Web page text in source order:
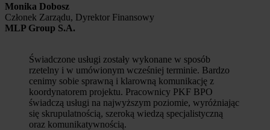
Monika Dobosz
Członek Zarządu, Dyrektor Finansowy
MLP Group S.A.
Świadczone usługi zostały wykonane w sposób
rzetelny i w umówionym wcześniej terminie. Bardzo
cenimy sobie sprawną i klarowną komunikację z
koordynatorem projektu. Pracownicy PKF BPO
świadczą usługi na najwyższym poziomie, wyróżniając
się skrupulatnością, szeroką wiedzą specjalistyczną
oraz komunikatywnością.